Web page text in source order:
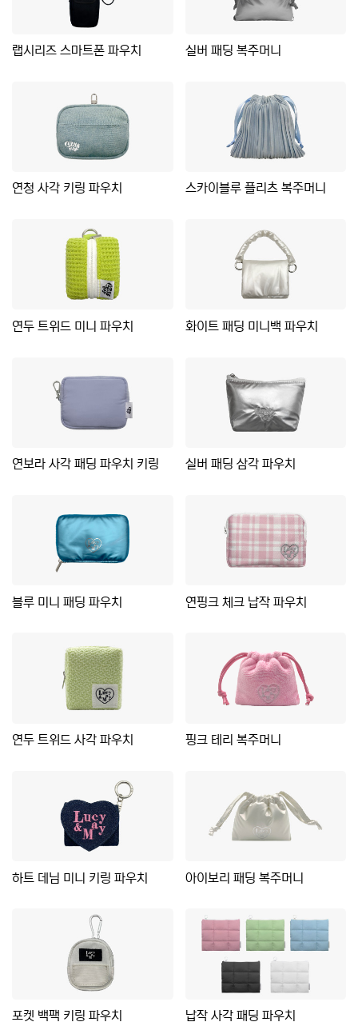
랩시리즈 스마트폰 파우치 실버 패딩 복주머니
연청 사각 키링 파우치 스카이블루 플리츠 복주머니
연두 트위드 미니 파우치 화이트 패딩 미니백 파우치
연보라 사각 패딩 파우치 키링 실버 패딩 삼각 파우치
블루 미니 패딩 파우치 연핑크 체크 납작 파우치
연두 트위드 사각 파우치 핑크 테리 복주머니
하트 데님 미니 키링 파우치 아이보리 패딩 복주머니
포켓 백팩 키링 파우치 납작 사각 패딩 파우치